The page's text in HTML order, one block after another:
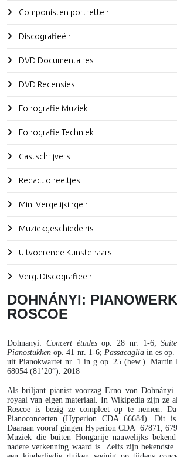
Componisten portretten
Discografieën
DVD Documentaires
DVD Recensies
Fonografie Muziek
Fonografie Techniek
Gastschrijvers
Redactioneeltjes
Mini Vergelijkingen
Muziekgeschiedenis
Uitvoerende Kunstenaars
Verg. Discografieën
DOHNÁNYI:
ROSCOE
Dohnanyi: Concert étudesop. 28 nr. 1-6;
Pianostukken op. 41 nr. 1-6; Passacagliain es op.
uit Pianokwartet nr. 1 in g op. 25 (bew.). Martin
68054 (81’20”). 2018
Als briljant pianist voorzag Erno von
royaal van eigen materiaal. In Wikipedia zijn ze
Roscoe is bezig ze compleet op te nemen.
Pianoconcerten (Hyperion CDA 66684). Dit
Daaraan vooraf gingen Hyperion CDA 67871,
Muziek die buiten Hongarije nauwelijks
nadere verkenning waard is. Zelfs zijn